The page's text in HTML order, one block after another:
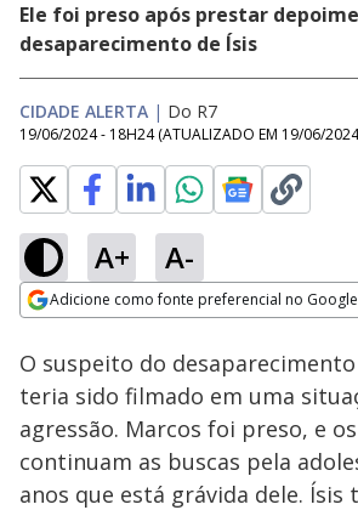
Ele foi preso após prestar
desaparecimento de Ísis
CIDADE ALERTA | Do R7
19/06/2024 - 18H24 (ATUALIZADO EM 19/06/
A+ A-
Adicione como fonte preferencial no Google
Ativar
Loaded
26.87%
O suspeito do
teria sido filmado em uma
agressão. Marcos foi preso, e
continuam as buscas pela
anos que está grávida dele. Ísis